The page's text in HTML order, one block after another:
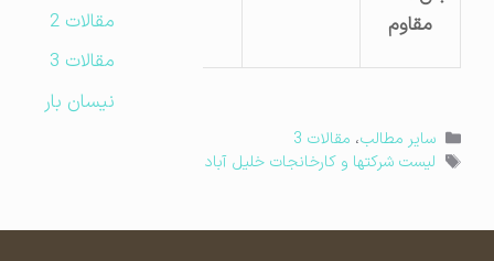
مقاوم
دسته‌ها
سایر مطالب،مقالات 3
برچسب‌ها
لیست شرکتها و کارخانجات خلیل آباد
مقالات 2
مقالات 3
نیسان بار